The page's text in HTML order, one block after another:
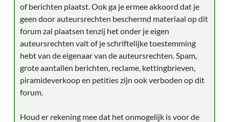
of berichten plaatst. Ook ga je ermee akkoord dat je
geen door auteursrechten beschermd materiaal op dit
forum zal plaatsen tenzij het onder je eigen
auteursrechten valt of je schriftelijke toestemming
hebt van de eigenaar van de auteursrechten. Spam,
grote aantallen berichten, reclame, kettingbrieven,
piramideverkoop en petities zijn ook verboden op dit
forum.
Houd er rekening mee dat het onmogelijk is voor de